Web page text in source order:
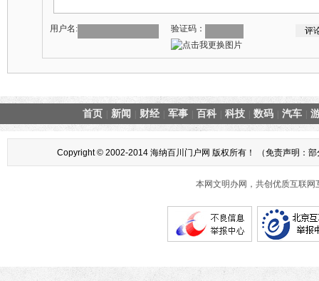
用户名: 验证码：
首页 新闻 财经 军事 百科 科技 数码 汽车
Copyright © 2002-2014 海纳百川门户网 版权所有！ （免责声明：
本网文明办网，共创优质互联